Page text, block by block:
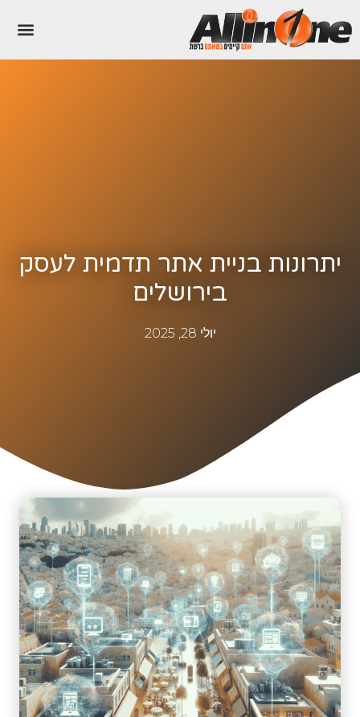
יתרונות בניית אתר תדמית לעסק
בירושלים
יולי 28, 2025